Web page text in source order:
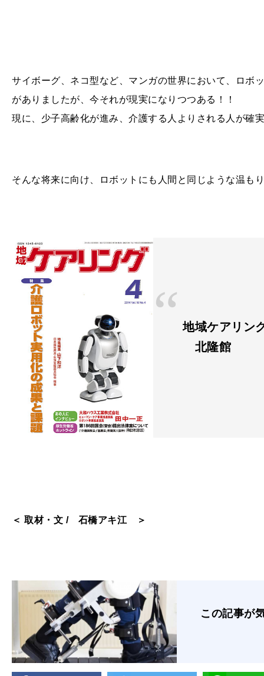
サイボーグ、ネコ型など、マンガの世界において、ロボ
がありましたが、今それが現実になりつつある！！
現に、少子高齢化が進み、介護する人よりされる人が確
そんな将来に向け、ロボットにも人間と同じような温も
地域ケアリン
北隆館
＜ 取材・文 / 石橋アキ江 ＞
この記事が